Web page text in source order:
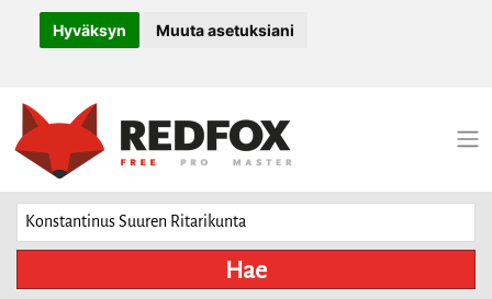
Hyväksyn Muuta asetuksiani
Hae